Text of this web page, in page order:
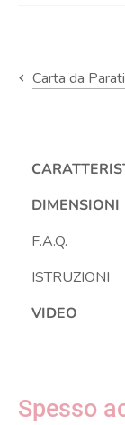
Carta da
DIMENSIONI
F.A.Q.
ISTRUZIONI
VIDEO
Spesso